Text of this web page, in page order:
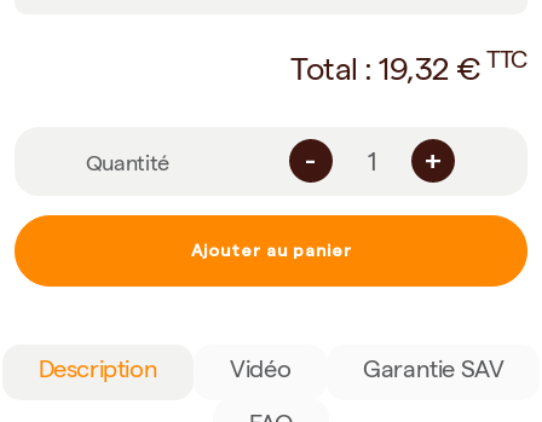
Total :19,32 € TTC
Quantité - +
Ajouter au panier
Description Vidéo Garantie SAV